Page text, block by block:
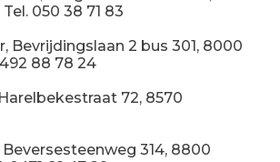
050 38 71 83
Bevrijdingslaan 2 bus 301, 8000
88 78 24
72, 8570
Beversesteenweg 314, 8800